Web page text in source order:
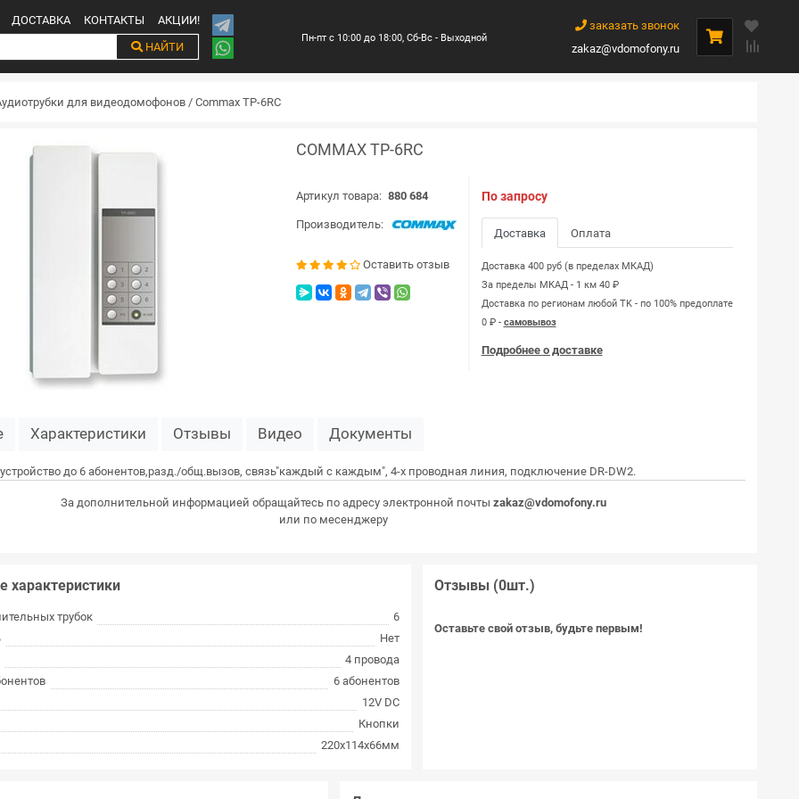
ДОСТАВКА КОНТАКТЫ
АКЦИИ!
НАЙТИ
Пн-пт с 10:00 до 18:00, Сб-Вс - Выходной
заказать звонок
zakaz@vdomofony.ru
для видеодомофонов/ Commax TP-6RC
COMMAX TP-6RC
Артикул товара: 880 684
Производитель:
Оставить отзыв
По запросу
Доставка Оплата
Доставка 400 руб (в пределах МКАД)
За пределы МКАД - 1 км 40 ₽
Доставка по регионам любой TK - по 100% предоплате
0 ₽ - самовывоз
Подробнее о доставке
Характеристики Отзывы Видео Документы
до 6 абонентов,разд./общ.вызов, связь"каждый с каждым", 4-х проводная линия, подключение DR-DW2.
За дополнительной информацией обращайтесь по адресу электронной почты zakaz@vdomofony.ru
или по месенджеру
характеристики
трубок
6
Нет
4 провода
6 абонентов
12V DC
Кнопки
220х114х66мм
Отзывы (0шт.)
Оставьте свой отзыв, будьте первым!